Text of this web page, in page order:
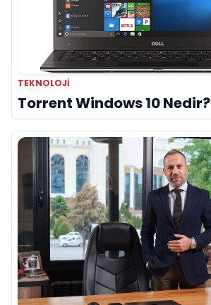
TEKNOLOJI
Torrent Windows 10 Nedir?